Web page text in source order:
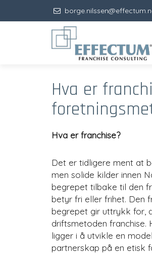
Hva er
Hva er franchise?
Det er tidligere ment at
men solide kilder innen
begrepet tilbake til den
betyr fri eller frihet. Den
begrepet gir uttrykk for,
driftsmetoden franchise.
ligger i å utvikle en
partnerskap på en etisk